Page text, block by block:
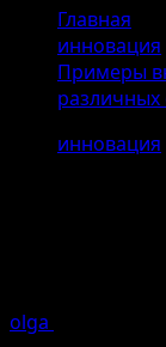
Главная
инновация
Примеры
различных
инновация
olga